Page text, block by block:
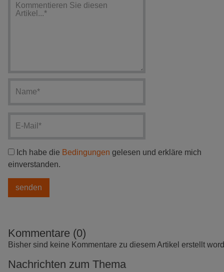
Ich habe die Bedingungen gelesen und erkläre mich
einverstanden.
Kommentare (0)
Bisher sind keine Kommentare zu diesem Artikel erstellt
Nachrichten zum Thema